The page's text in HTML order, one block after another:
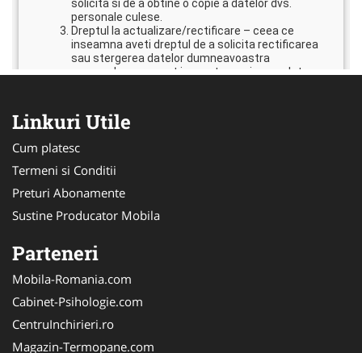
Linkuri Utile
Cum platesc
Termeni si Conditii
Preturi Abonamente
Sustine Producator Mobila
Parteneri
Mobila-Romania.com
Cabinet-Psihologie.com
CentruInchirieri.ro
Magazin-Termopane.com